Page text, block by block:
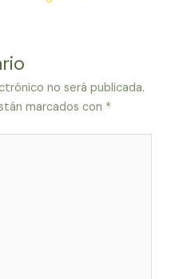
no será publicada.
marcados con *